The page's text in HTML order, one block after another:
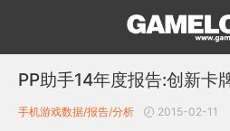
PP助手14年度报告:创新卡
手机游戏数据/报告/分析 2015-02-11